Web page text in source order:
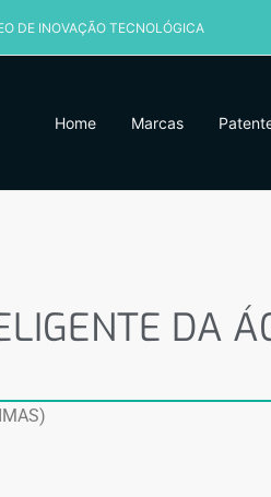
DE INOVAÇÃO TECNOLÓGICA
Home Marcas
DA